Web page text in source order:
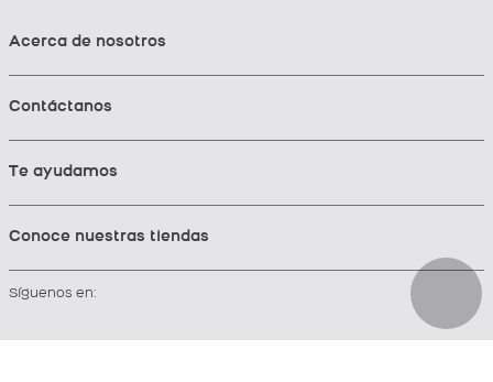
Acerca de nosotros
Contáctanos
Te ayudamos
Conoce nuestras tiendas
Síguenos en: